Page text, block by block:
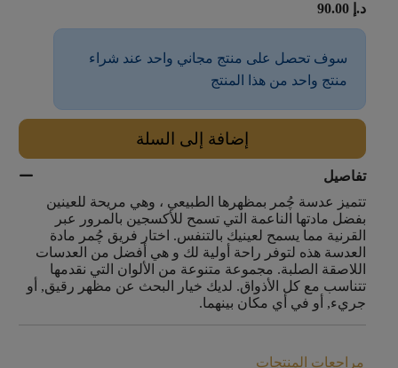
د.إ
سوف تحصل على منتج مجاني واحد عند شراء
منتج واحد من هذا المنتج
إضافة إلى السلة
تفاصيل
تتميز عدسة چُمر بمظهرها الطبيعي ، وهي مريحة للعينين
بفضل مادتها الناعمة التي تسمح للأكسجين بالمرور عبر
القرنية مما يسمح لعينيك بالتنفس. اختار فريق چُمر مادة
العدسة هذه لتوفر راحة أولية لك و هي أفضل من العدسات
اللاصقة الصلبة. مجموعة متنوعة من الألوان التي نقدمها
تتناسب مع كل الأذواق. لديك خيار البحث عن مظهر رقيق, أو
جريء, أو في أي مكان بينهما.
مراجعات المنتجات